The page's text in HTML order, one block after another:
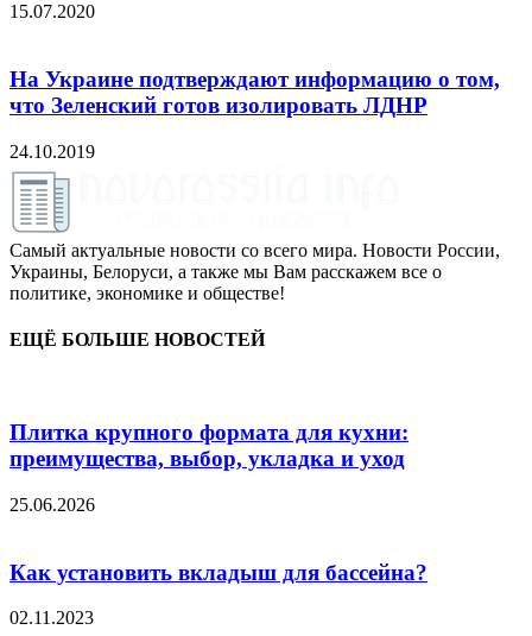
15.07.2020
На Украине подтверждают информацию о том,
что Зеленский готов изолировать ЛДНР
24.10.2019
Самый актуальные новости со всего мира. Новости России,
Украины, Белоруси, а также мы Вам расскажем все о
политике, экономике и обществе!
ЕЩЁ БОЛЬШЕ НОВОСТЕЙ
Плитка крупного формата для кухни:
преимущества, выбор, укладка и уход
25.06.2026
Как установить вкладыш для бассейна?
02.11.2023